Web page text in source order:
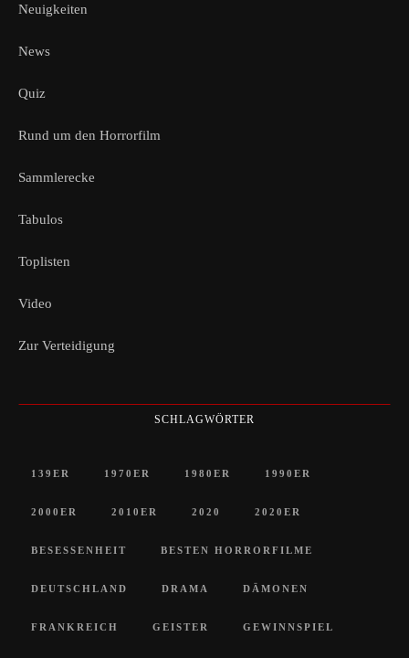
Neuigkeiten
News
Quiz
Rund um den Horrorfilm
Sammlerecke
Tabulos
Toplisten
Video
Zur Verteidigung
SCHLAGWÖRTER
139ER 1970ER 1980ER 1990ER
2000ER 2010ER 2020 2020ER
BESESSENHEIT BESTEN HORRORFILME
DEUTSCHLAND DRAMA DÄMONEN
FRANKREICH GEISTER GEWINNSPIEL